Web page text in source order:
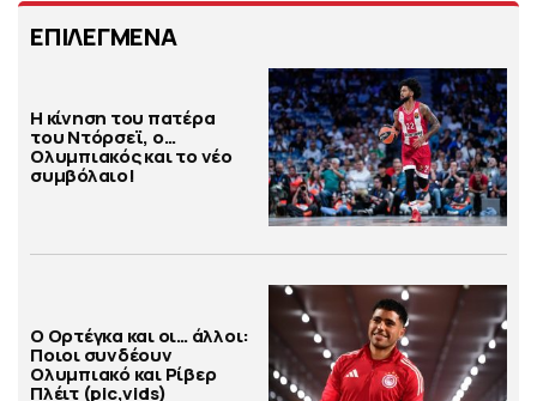
ΕΠΙΛΕΓΜΕΝΑ
Η κίνηση του πατέρα
του Ντόρσεϊ, ο…
Ολυμπιακός και το νέο
συμβόλαιο!
Ο Ορτέγκα και οι… άλλοι:
Ποιοι συνδέουν
Ολυμπιακό και Ρίβερ
Πλέιτ (pic,vids)